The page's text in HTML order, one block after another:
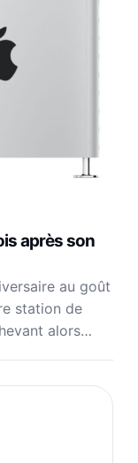
après son
au goût
station de
alors…